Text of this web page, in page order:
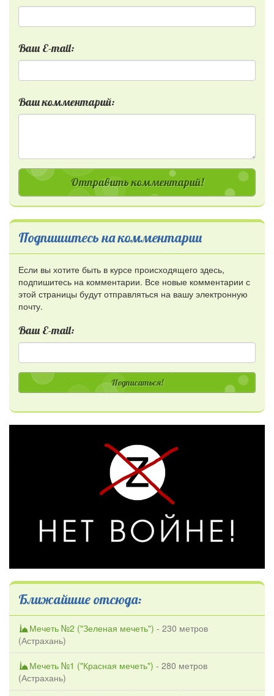
Ваш E-mail:
Ваш комментарий:
Отправить комментарий!
Подпишитесь на комментарии
Если вы хотите быть в курсе происходящего здесь,
подпишитесь на комментарии. Все новые комментарии с
этой страницы будут отправляться на вашу электронную
почту.
Ваш E-mail:
Подписаться!
Ближайшие отсюда:
Мечеть №2 ("Зеленая мечеть") - 230 метров
(Астрахань)
Мечеть №1 ("Красная мечеть") - 280 метров
(Астрахань)